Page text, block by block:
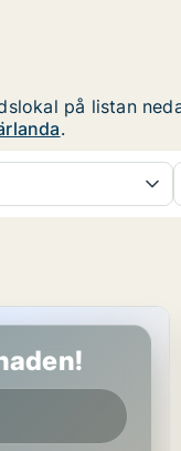
på listan
.